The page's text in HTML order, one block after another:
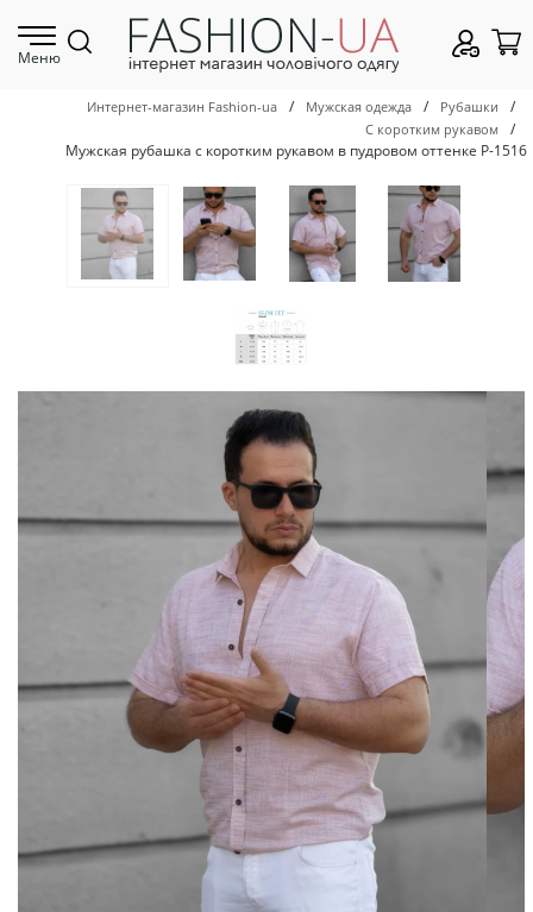
Меню
Интернет-магазин Fashion-ua / Мужская одежда / Рубашки /
С коротким рукавом
/
Мужская рубашка с коротким рукавом в пудровом оттенке Р-1516